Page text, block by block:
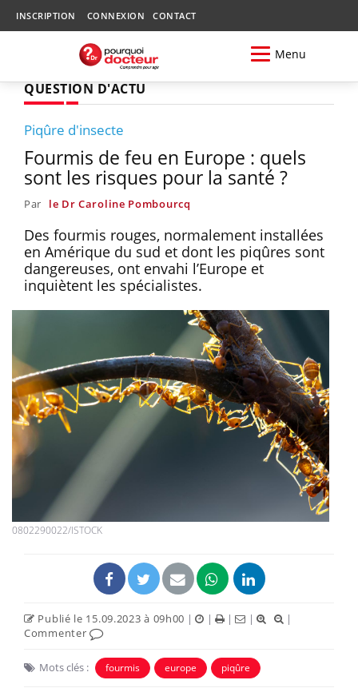
INSCRIPTION CONNEXION CONTACT
Menu
QUESTION D'ACTU
Piqûre d'insecte
Fourmis de feu en Europe : quels
sont les risques pour la santé ?
Par le Dr Caroline Pombourcq
Des fourmis rouges, normalement installées
en Amérique du sud et dont les piqûres sont
dangereuses, ont envahi l’Europe et
inquiètent les spécialistes.
0802290022/ISTOCK
Publié le 15.09.2023 à 09h00 | | | |
|
Commenter
Mots clés : fourmis europe piqûre